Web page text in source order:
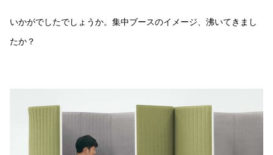
いかがでしたでしょうか。集中ブースのイメージ、沸いてきまし
たか？